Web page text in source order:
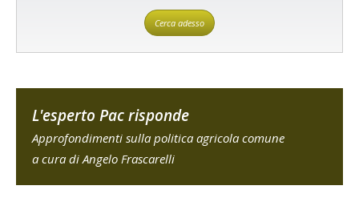
Cerca adesso
L'esperto Pac risponde
Approfondimenti sulla politica agricola comune
a cura di Angelo Frascarelli